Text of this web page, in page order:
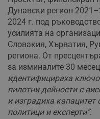
Дунавски регион
2024 г. под
усилията на
Словакия, Хърватия,
региона. От
за изминалите 30
идентифицираха
пилотни дейности с
и изградиха
политици и експерти“.